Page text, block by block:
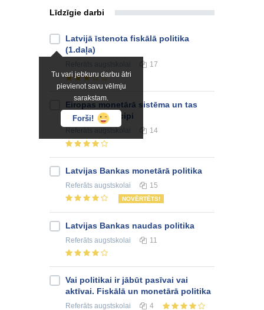
Līdzīgie darbi
Tu vari jebkuru darbu ātri
pievienot savu vēlmju
sarakstam.
Forši!
Latvijā īstenota fiskālā politika
(1.daļa)
17
Eiropas monetārā sistēma un tas
darbības principi
14
Latvijas Bankas monetārā politika
Referāts augstskolai 15
NOVĒRTĒTS!
Latvijas Bankas naudas politika
Referāts augstskolai 11
Vai politikai ir jābūt pasīvai vai
aktīvai. Fiskālā un monetārā politika
Referāts augstskolai 4